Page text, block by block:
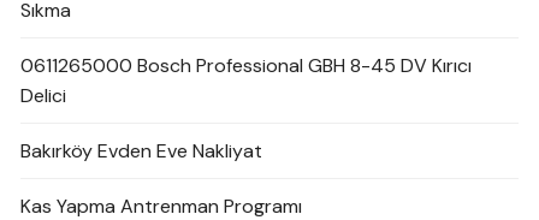
Sıkma
0611265000 Bosch Professional GBH 8-45 DV Kırıcı
Delici
Bakırköy Evden Eve Nakliyat
Kas Yapma Antrenman Programı